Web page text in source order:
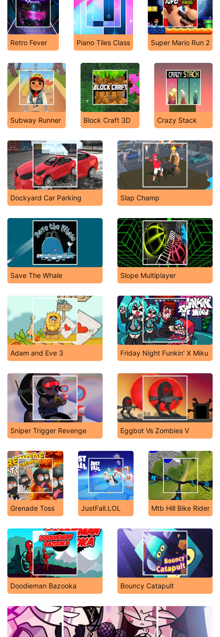
Retro Fever Piano Tiles Class Super Mario Run 2
Subway Runner Block Craft 3D Crazy Stack
Dockyard Car Parking Slap Champ
Save The Whale Slope Multiplayer
Adam and Eve 3 Friday Night Funkin' X Miku
Sniper Trigger Revenge Eggbot Vs Zombies V
Grenade Toss JustFall.LOL Mtb Hill Bike Rider
Doodieman Bazooka Bouncy Catapult